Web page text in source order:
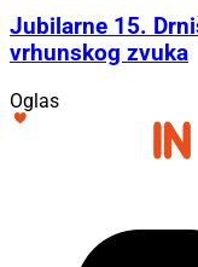
Jubilarne 15.
vrhunskog zvuka
Oglas